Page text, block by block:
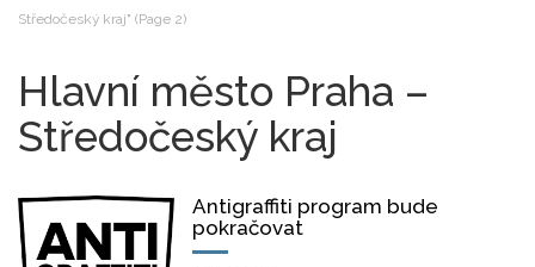
Středočeský kraj" (Page 2)
Hlavní město Praha –
Středočeský kraj
Antigraffiti program bude
pokračovat